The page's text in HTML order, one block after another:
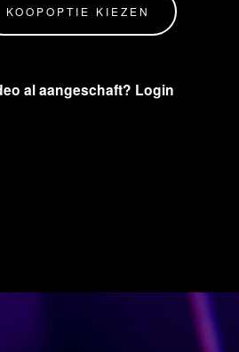
KOOPOPTIE KIEZEN
al aangeschaft? Login